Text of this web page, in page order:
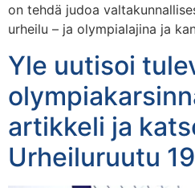
on tehdä judoa
urheilu – ja olympialajina ja
Yle uutisoi
artikkeli ja
Urheiluruutu